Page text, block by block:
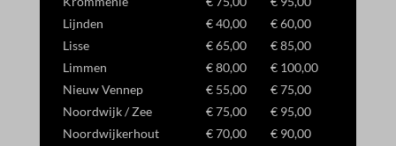
Lijnden
€ 40,00
€ 60,00
Lisse
€ 65,00
€ 85,00
Limmen
€ 80,00
€ 100,00
Nieuw Vennep
€ 55,00
€ 75,00
Noordwijk / Zee
€ 75,00
€ 95,00
Noordwijkerhout
€ 70,00
€ 90,00